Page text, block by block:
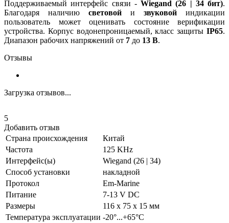
Поддерживаемый интерфейс связи - Wiegand (26 | 34 бит).
Благодаря наличию световой и звуковой индикации
пользователь может оценивать состояние верификации
устройства. Корпус водонепроницаемый, класс защиты IP65.
Диапазон рабочих напряжений от 7 до 13 В.
Отзывы
Загрузка отзывов...
5
Добавить отзыв
Страна происхождения
Китай
Частота
125 KHz
Интерфейс(ы)
Wiegand (26 | 34)
Способ установки
накладной
Протокол
Em-Marine
Питание
7-13 V DC
Размеры
116 x 75 x 15 мм
Температура эксплуатации -20°...+65°C